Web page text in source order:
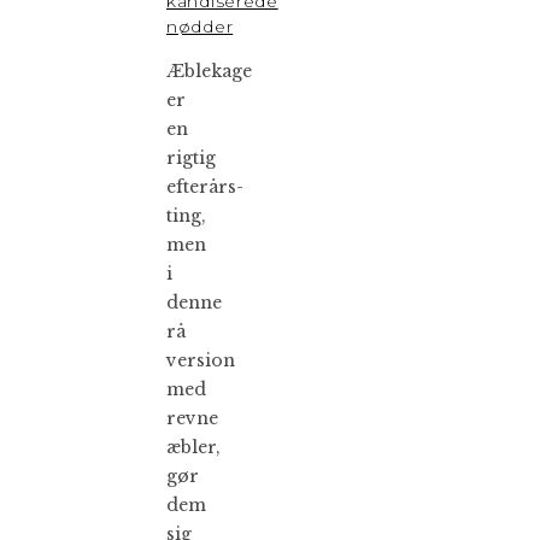
nødder
Æblekage
er
en
rigtig
efterårs-
ting,
men
i
denne
rå
version
med
revne
æbler,
gør
dem
sig